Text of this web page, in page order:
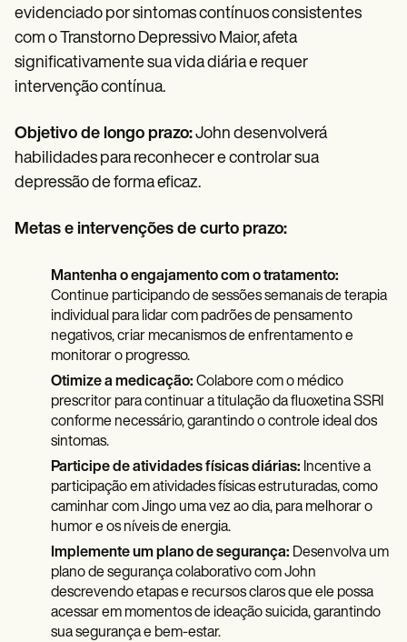
evidenciado por sintomas contínuos consistentes
com o Transtorno Depressivo Maior, afeta
significativamente sua vida diária e requer
intervenção contínua.
Objetivo de longo prazo:John desenvolverá
habilidades para reconhecer e controlar sua
depressão de forma eficaz.
Metas e intervenções de curto prazo:
Mantenha o engajamento com o tratamento:
Continue participando de sessões semanais de terapia
individual para lidar com padrões de pensamento
negativos, criar mecanismos de enfrentamento e
monitorar o progresso.
Otimize a medicação: Colabore com o médico
prescritor para continuar a titulação da fluoxetina SSRI
conforme necessário, garantindo o controle ideal dos
sintomas.
Participe de atividades físicas diárias: Incentive a
participação em atividades físicas estruturadas, como
caminhar com Jingo uma vez ao dia, para melhorar o
humor e os níveis de energia.
Implemente um plano de segurança: Desenvolva um
plano de segurança colaborativo com John
descrevendo etapas e recursos claros que ele possa
acessar em momentos de ideação suicida, garantindo
sua segurança e bem-estar.